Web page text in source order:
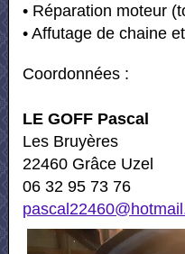
• Réparation moteur
• Affutage de chaine
Coordonnées :
LE GOFF Pascal
Les Bruyères
22460 Grâce Uzel
06 32 95 73 76